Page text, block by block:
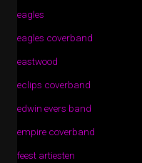
eagles
eagles coverband
eastwood
eclips coverband
edwin evers band
empire coverband
feest artiesten